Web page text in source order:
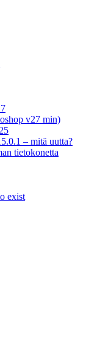
v27 min)
– mitä uutta?
tietokonetta
exist